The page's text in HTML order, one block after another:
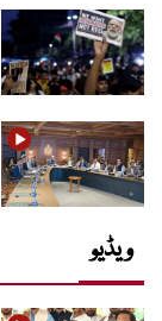
ویڈیو